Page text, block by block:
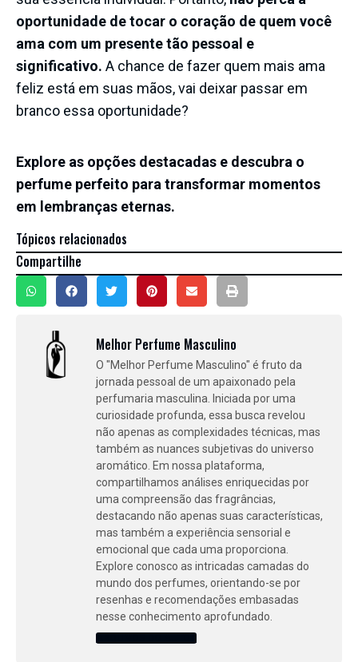
oportunidade de tocar o coração de quem você
ama com um presente tão pessoal e
significativo. A chance de fazer quem mais ama
feliz está em suas mãos, vai deixar passar em
branco essa oportunidade?
Explore as opções destacadas e descubra o
perfume perfeito para transformar momentos
em lembranças eternas.
Tópicos relacionados
Compartilhe
Melhor Perfume Masculino
O "Melhor Perfume Masculino" é fruto da
jornada pessoal de um apaixonado pela
perfumaria masculina. Iniciada por uma
curiosidade profunda, essa busca revelou
não apenas as complexidades técnicas, mas
também as nuances subjetivas do universo
aromático. Em nossa plataforma,
compartilhamos análises enriquecidas por
uma compreensão das fragrâncias,
destacando não apenas suas características,
mas também a experiência sensorial e
emocional que cada uma proporciona.
Explore conosco as intricadas camadas do
mundo dos perfumes, orientando-se por
resenhas e recomendações embasadas
nesse conhecimento aprofundado.
ARQUIVOS DO AUTOR